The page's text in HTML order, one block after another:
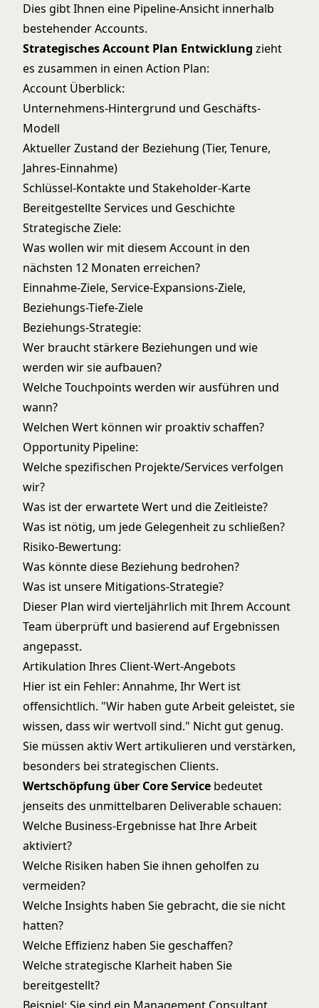
Dies gibt Ihnen eine Pipeline-Ansicht innerhalb
bestehender Accounts.
Strategisches Account Plan Entwicklung zieht
es zusammen in einen Action Plan:
Account Überblick:
Unternehmens-Hintergrund und Geschäfts-
Modell
Aktueller Zustand der Beziehung (Tier, Tenure,
Jahres-Einnahme)
Schlüssel-Kontakte und Stakeholder-Karte
Bereitgestellte Services und Geschichte
Strategische Ziele:
Was wollen wir mit diesem Account in den
nächsten 12 Monaten erreichen?
Einnahme-Ziele, Service-Expansions-Ziele,
Beziehungs-Tiefe-Ziele
Beziehungs-Strategie:
Wer braucht stärkere Beziehungen und wie
werden wir sie aufbauen?
Welche Touchpoints werden wir ausführen und
wann?
Welchen Wert können wir proaktiv schaffen?
Opportunity Pipeline:
Welche spezifischen Projekte/Services verfolgen
wir?
Was ist der erwartete Wert und die Zeitleiste?
Was ist nötig, um jede Gelegenheit zu schließen?
Risiko-Bewertung:
Was könnte diese Beziehung bedrohen?
Was ist unsere Mitigations-Strategie?
Dieser Plan wird vierteljährlich mit Ihrem Account
Team überprüft und basierend auf Ergebnissen
angepasst.
Artikulation Ihres Client-Wert-Angebots
Hier ist ein Fehler: Annahme, Ihr Wert ist
offensichtlich. "Wir haben gute Arbeit geleistet, sie
wissen, dass wir wertvoll sind." Nicht gut genug.
Sie müssen aktiv Wert artikulieren und verstärken,
besonders bei strategischen Clients.
Wertschöpfung über Core Service bedeutet
jenseits des unmittelbaren Deliverable schauen:
Welche Business-Ergebnisse hat Ihre Arbeit
aktiviert?
Welche Risiken haben Sie ihnen geholfen zu
vermeiden?
Welche Insights haben Sie gebracht, die sie nicht
hatten?
Welche Effizienz haben Sie geschaffen?
Welche strategische Klarheit haben Sie
bereitgestellt?